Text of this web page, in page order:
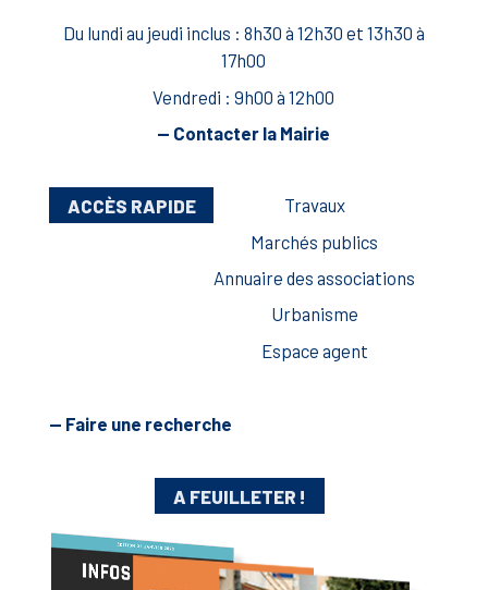
Du lundi au jeudi inclus : 8h30 à 12h30 et 13h30 à
17h00
Vendredi : 9h00 à 12h00
— Contacter la Mairie
ACCÈS RAPIDE
Travaux
Marchés publics
Annuaire des associations
Urbanisme
Espace agent
— Faire une recherche
A FEUILLETER !